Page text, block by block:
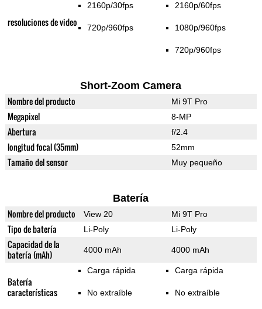
resoluciones de video
2160p/30fps
720p/960fps
2160p/60fps
1080p/960fps
720p/960fps
Short-Zoom Camera
Nombre del producto Mi 9T Pro
Megapixel 8-MP
Abertura f/2.4
longitud focal (35mm) 52mm
Tamaño del sensor Muy pequeño
Batería
Nombre del producto View 20 Mi 9T Pro
Tipo de batería Li-Poly Li-Poly
Capacidad de la
batería (mAh)
4000 mAh 4000 mAh
Batería
características
Carga rápida
No extraíble
Carga rápida
No extraíble